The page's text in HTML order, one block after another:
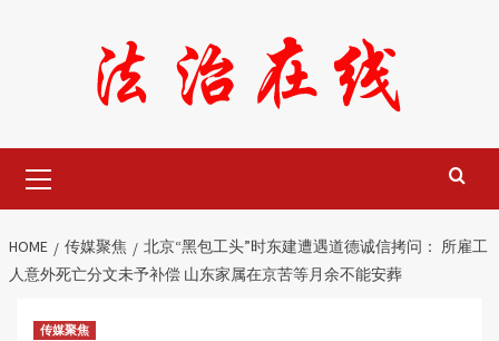
Menu
HOME 传媒聚焦
北京“黑包工头”时东建遭遇道德诚信拷问： 所雇工
人意外死亡分文未予补偿 山东家属在京苦等月余不能安葬
传媒聚焦